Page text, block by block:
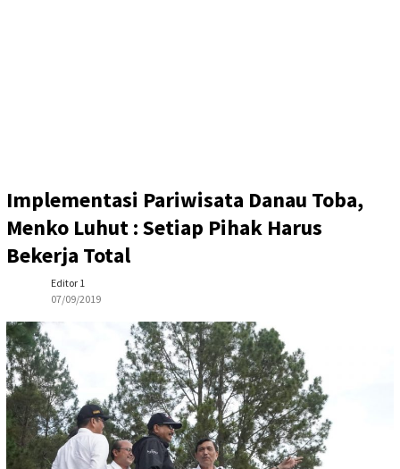
Implementasi Pariwisata Danau Toba,
Menko Luhut : Setiap Pihak Harus
Bekerja Total
Editor 1
07/09/2019